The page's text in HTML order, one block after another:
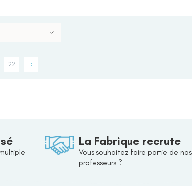
22
La Fabrique recrute
Vous souhaitez faire partie de nos
professeurs ?